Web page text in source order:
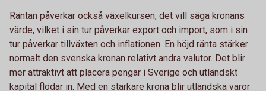
Räntan påverkar också växelkursen, det vill säga kronans
värde, vilket i sin tur påverkar export och import, som i sin
tur påverkar tillväxten och inflationen. En höjd ränta stärker
normalt den svenska kronan relativt andra valutor. Det blir
mer attraktivt att placera pengar i Sverige och utländskt
kapital flödar in. Med en starkare krona blir utländska varor